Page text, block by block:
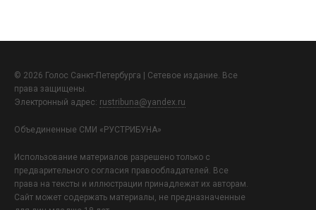
© 2026 Голос Санкт-Петербурга | Сетевое издание. Все
права защищены.
Электронный адрес: rustribuna@yandex.ru
Объединенные СМИ «РУСТРИБУНА»
Использование материалов разрешено только с
предварительного согласия правообладателей. Все
права на тексты и иллюстрации принадлежат их авторам.
Сайт может содержать материалы, не предназначенные